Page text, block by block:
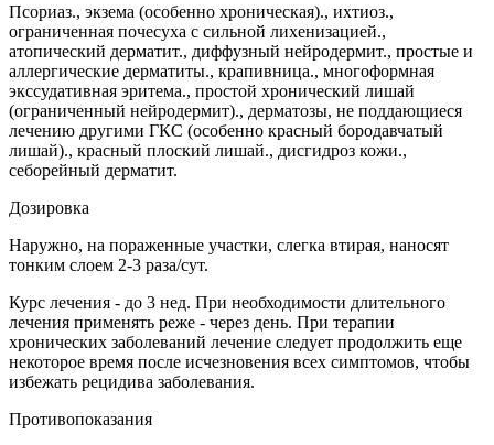
Псориаз., экзема (особенно хроническая)., ихтиоз.,
ограниченная почесуха с сильной лихенизацией.,
атопический дерматит., диффузный нейродермит., простые и
аллергические дерматиты., крапивница., многоформная
экссудативная эритема., простой хронический лишай
(ограниченный нейродермит)., дерматозы, не поддающиеся
лечению другими ГКС (особенно красный бородавчатый
лишай)., красный плоский лишай., дисгидроз кожи.,
себорейный дерматит.
Дозировка
Наружно, на пораженные участки, слегка втирая, наносят
тонким слоем 2-3 раза/сут.
Курс лечения - до 3 нед. При необходимости длительного
лечения применять реже - через день. При терапии
хронических заболеваний лечение следует продолжить еще
некоторое время после исчезновения всех симптомов, чтобы
избежать рецидива заболевания.
Противопоказания